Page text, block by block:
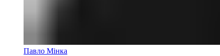
Павло Мінка